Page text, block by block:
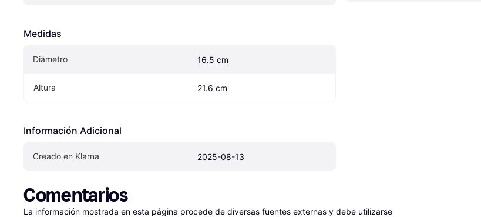
Medidas
Diámetro 16.5 cm
Altura 21.6 cm
Información Adicional
Creado en Klarna 2025-08-13
Comentarios
La información mostrada en esta página procede de diversas fuentes externas y debe utilizarse